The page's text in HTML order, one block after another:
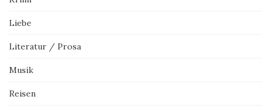
Liebe
Literatur / Prosa
Musik
Reisen